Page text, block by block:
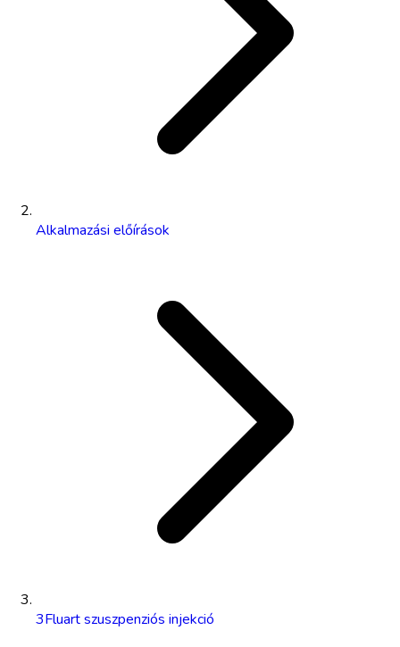
Alkalmazási előírások
3Fluart szuszpenziós injekció